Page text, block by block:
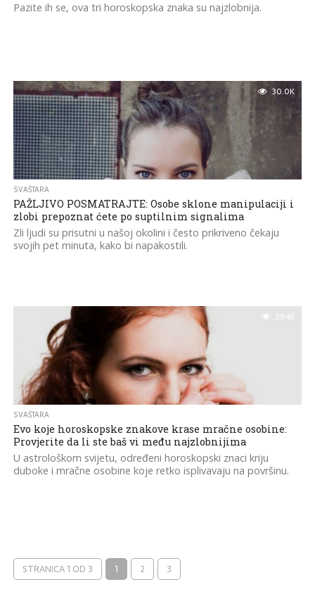
Pazite ih se, ova tri horoskopska znaka su najzlobnija.
30.0K
SVAŠTARA
PAŽLJIVO POSMATRAJTE: Osobe sklone manipulaciji i
zlobi prepoznat ćete po suptilnim signalima
Zli ljudi su prisutni u našoj okolini i često prikriveno čekaju
svojih pet minuta, kako bi napakostili.
39.4K
SVAŠTARA
Evo koje horoskopske znakove krase mračne osobine:
Provjerite da li ste baš vi među najzlobnijima
U astrološkom svijetu, određeni horoskopski znaci kriju
duboke i mračne osobine koje retko isplivavaju na površinu.
STRANICA 1 OD 3 1 2 3